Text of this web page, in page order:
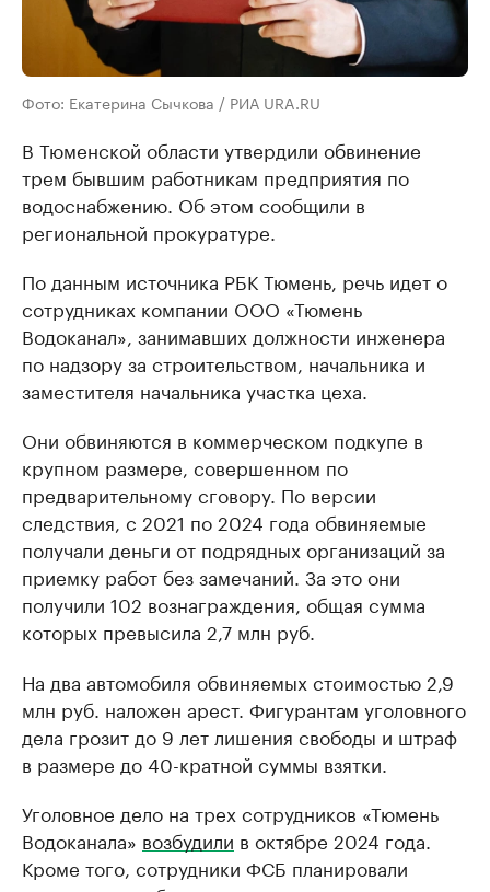
Фото: Екатерина Сычкова / РИА URA.RU
В Тюменской области утвердили обвинение
трем бывшим работникам предприятия по
водоснабжению. Об этом сообщили в
региональной прокуратуре.
По данным источника РБК Тюмень, речь идет о
сотрудниках компании ООО «Тюмень
Водоканал», занимавших должности инженера
по надзору за строительством, начальника и
заместителя начальника участка цеха.
Они обвиняются в коммерческом подкупе в
крупном размере, совершенном по
предварительному сговору. По версии
следствия, с 2021 по 2024 года обвиняемые
получали деньги от подрядных организаций за
приемку работ без замечаний. За это они
получили 102 вознаграждения, общая сумма
которых превысила 2,7 млн руб.
На два автомобиля обвиняемых стоимостью 2,9
млн руб. наложен арест. Фигурантам уголовного
дела грозит до 9 лет лишения свободы и штраф
в размере до 40-кратной суммы взятки.
Уголовное дело на трех сотрудников «Тюмень
Водоканала» возбудили в октябре 2024 года.
Кроме того, сотрудники ФСБ планировали